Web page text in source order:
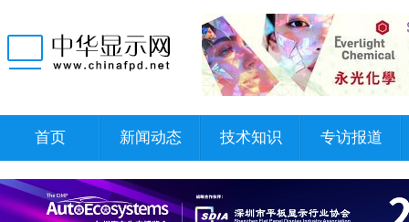
首页 新闻动态 技术知识 专访报道